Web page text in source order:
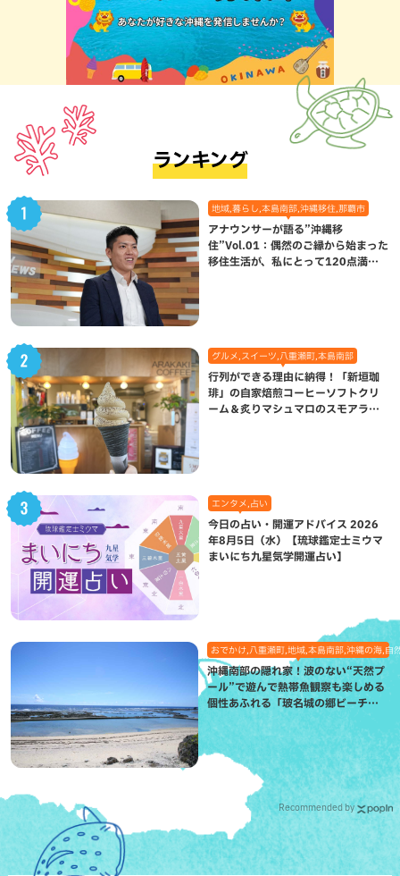
ランキング
地域,暮らし,本島南部,沖縄移住,那覇市
アナウンサーが語る”沖縄移
住”Vol.01：偶然のご縁から始まった
移住生活が、私にとって120点満点
グルメ,スイーツ,八重瀬町,本島南部
行列ができる理由に納得！「新垣珈
琲」の自家焙煎コーヒーソフトクリ
ーム＆炙りマシュマロのスモアラテ
エンタメ,占い
今日の占い・開運アドバイス 2026
年8月5日（水）【琉球鑑定士ミウマ
まいにち九星気学開運占い】
おでかけ,八重瀬町,地域,本島南部,沖縄の海,自
沖縄南部の隠れ家！波のない“天然プ
ール”で遊んで熱帯魚観察も楽しめる
個性あふれる「玻名城の郷ビーチ」
（八重瀬町）
Recommended by